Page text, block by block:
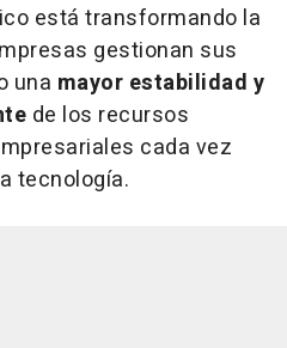
está transformando la
gestionan sus
una mayor estabilidad y
de los recursos
cada vez
tecnología.